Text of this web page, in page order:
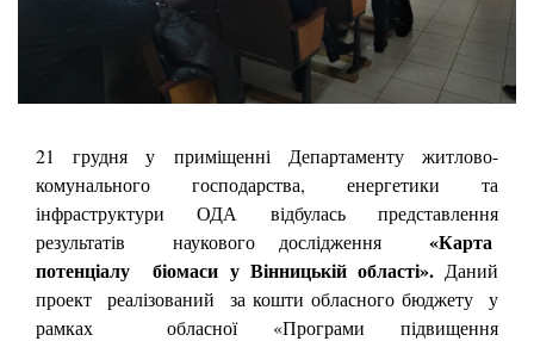
21 грудня у приміщенні Департаменту житлово-
комунального господарства, енергетики та
інфраструктури ОДА відбулась представлення
результатів наукового дослідження «Карта
потенціалу біомаси у Вінницькій області». Даний
проект реалізований за кошти обласного бюджету у
рамках обласної «Програми підвищення